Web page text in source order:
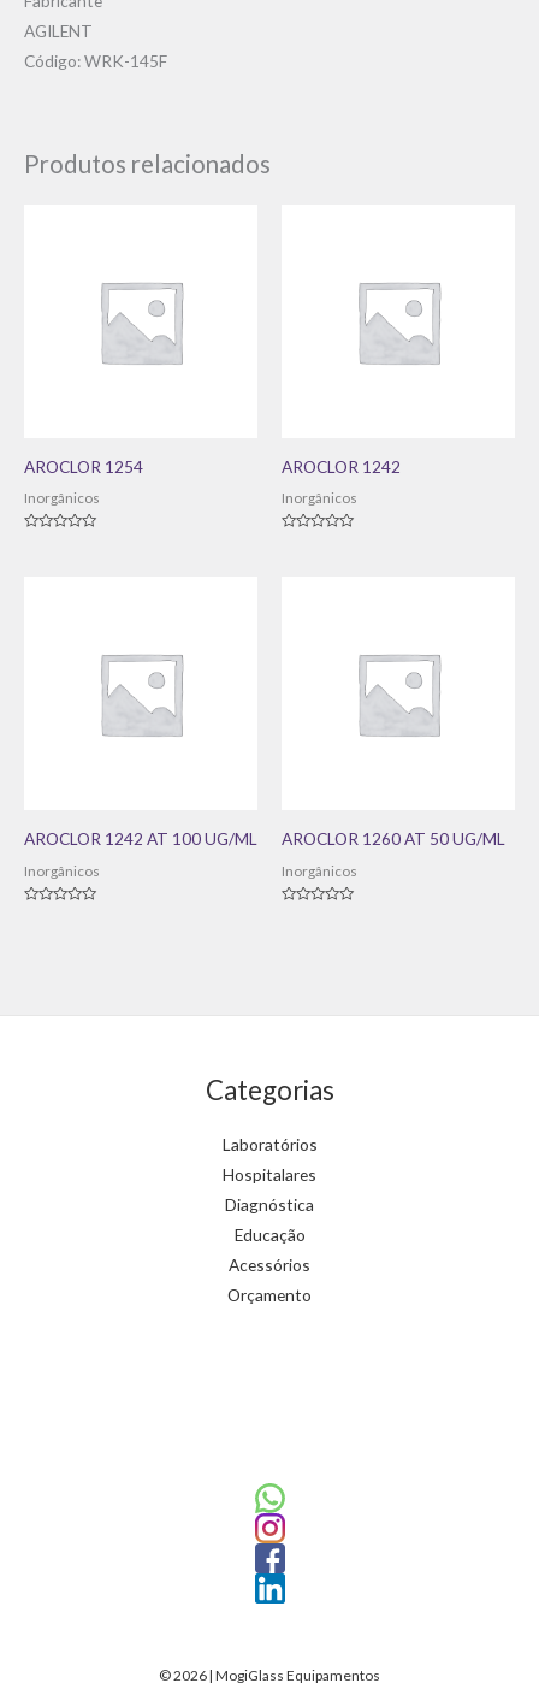
AGILENT
Código: WRK-145F
Produtos relacionados
AROCLOR 1254
Inorgânicos
AROCLOR 1242
Inorgânicos
AROCLOR 1242 AT 100 UG/ML
Inorgânicos
AROCLOR 1260 AT 50 UG/ML
Inorgânicos
Categorias
Laboratórios
Hospitalares
Diagnóstica
Educação
Acessórios
Orçamento
© 2026 | MogiGlass Equipamentos